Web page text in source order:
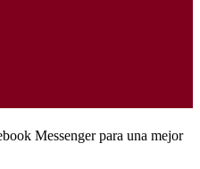
Messenger para una mejor